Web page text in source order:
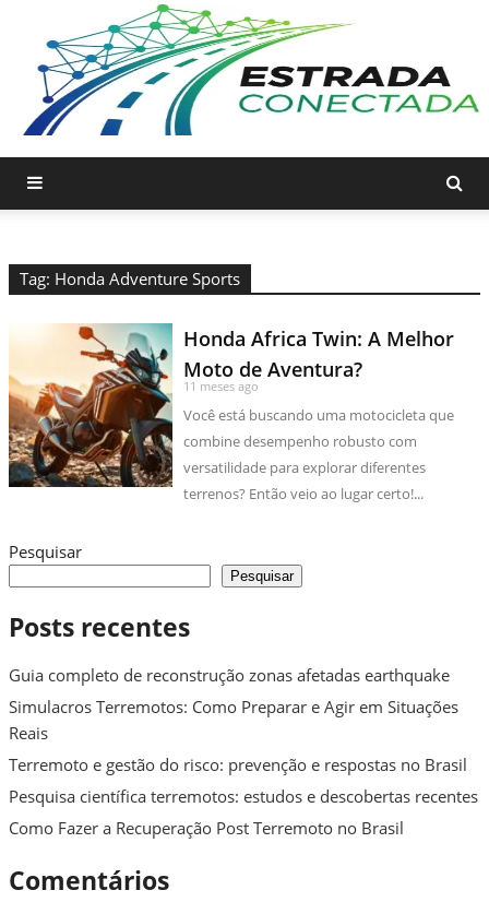
Tag: Honda Adventure Sports
Honda Africa Twin: A Melhor
Moto de Aventura?
11 meses ago
Você está buscando uma motocicleta que
combine desempenho robusto com
versatilidade para explorar diferentes
terrenos? Então veio ao lugar certo!...
Pesquisar
Pesquisar
Posts recentes
Guia completo de reconstrução zonas afetadas earthquake
Simulacros Terremotos: Como Preparar e Agir em Situações
Reais
Terremoto e gestão do risco: prevenção e respostas no Brasil
Pesquisa científica terremotos: estudos e descobertas recentes
Como Fazer a Recuperação Post Terremoto no Brasil
Comentários